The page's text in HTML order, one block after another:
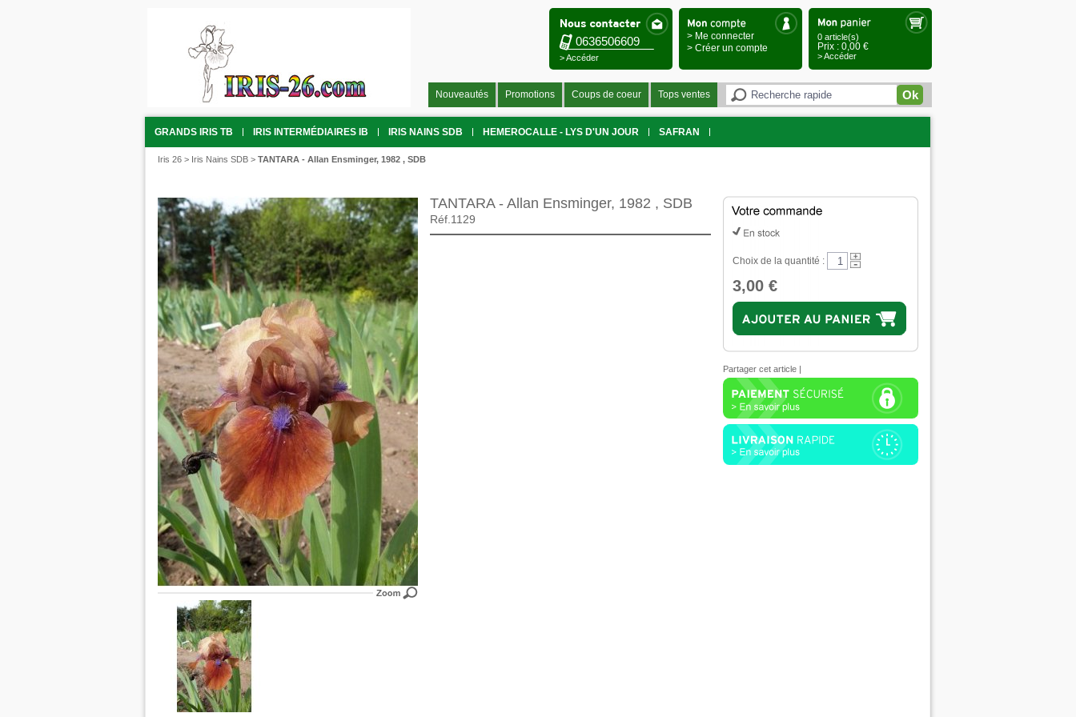
0 article(s)
Prix : 0,00 €
> Accéder
> Me connecter
> Créer un compte
0636506609
> Accéder
Nouveautés Promotions Coups de coeur Tops ventes Ok
GRANDS IRIS TB IRIS INTERMÉDIAIRES IB IRIS NAINS SDB HEMEROCALLE - LYS D'UN JOUR SAFRAN
Iris 26 > Iris Nains SDB > TANTARA - Allan Ensminger, 1982 , SDB
TANTARA - Allan Ensminger, 1982 , SDB
Réf.1129
Choix de la quantité :
3,00 €
Partager cet article |